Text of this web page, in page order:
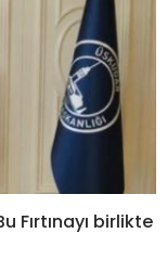
Fırtınayı birlikte